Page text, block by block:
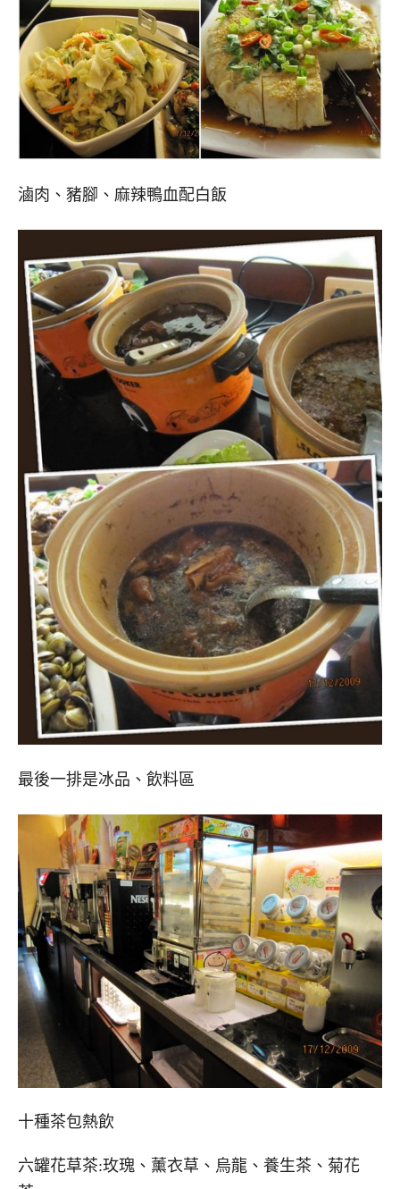
滷肉、豬腳、麻辣鴨血配白飯
最後一排是冰品、飲料區
十種茶包熱飲
六罐花草茶:玫瑰、薰衣草、烏龍、養生茶、菊花